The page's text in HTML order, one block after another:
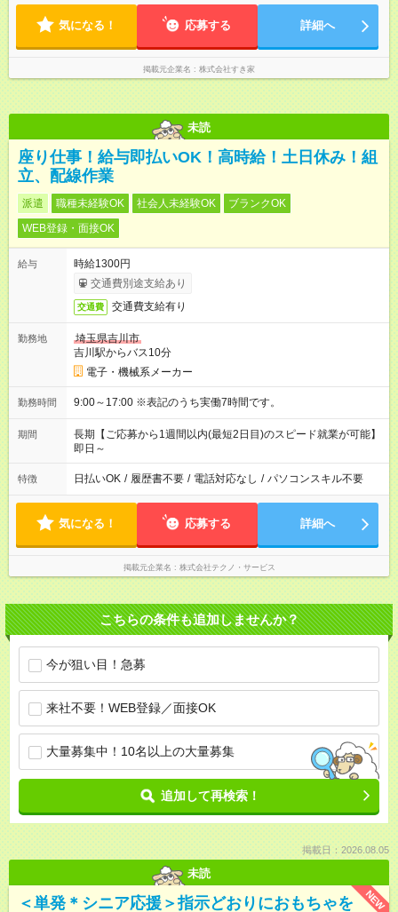
気になる！ 応募する 詳細へ
掲載元企業名 株式会社すき家
未読
座り仕事！給与即払いOK！高時給！土日休み！組
立、配線作業
派遣 職種未経験OK 社会人未経験OK
ブランクOK
WEB登録・面接OK
給与
時給1300円
交通費別途支給あり
交通費 交通費支給有り
勤務地
埼玉県吉川市
吉川駅からバス10分
電子・機械系メーカー
勤務時間 9:00～17:00 ※表記のうち実働7時間です。
期間
長期【ご応募から1週間以内(最短2日目)のスピード就業が可能】
即日～
特徴 日払いOK / 履歴書不要 / 電話対応なし / パソコンスキル不要
気になる！ 応募する 詳細へ
掲載元企業名 株式会社テクノ・サービス
こちらの条件も追加しませんか？
今が狙い目！急募
来社不要！WEB登録／面接OK
大量募集中！10名以上の大量募集
追加して再検索！
掲載日：2026.08.05
未読
NEW
＜単発＊シニア応援＞指示どおりにおもちゃを